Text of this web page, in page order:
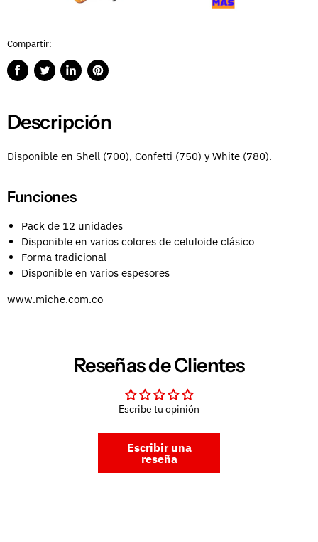
Compartir:
CompartirPublicarCompartirGuardar
Descripción
Disponible en Shell (700), Confetti (750) y White (780).
Funciones
Pack de 12 unidades
Disponible en varios colores de celuloide clásico
Forma tradicional
Disponible en varios espesores
www.miche.com.co
Reseñas de Clientes
Escribe tu opinión
Escribir una
reseña